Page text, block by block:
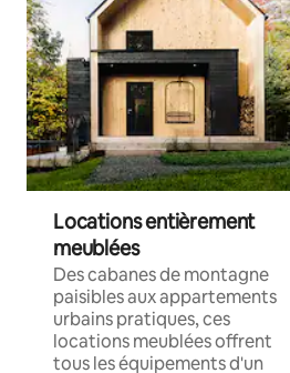
Locations entièrement
meublées
Des cabanes de montagne
paisibles aux appartements
urbains pratiques, ces
locations meublées offrent
tous les équipements d'un